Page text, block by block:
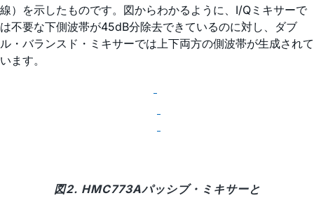
線）を示したものです。図からわかるように、I/Qミキサーで
は不要な下側波帯が45dB分除去できているのに対し、ダブ
ル・バランスド・ミキサーでは上下両方の側波帯が生成されて
います。
図2. HMC773Aパッシブ・ミキサーと